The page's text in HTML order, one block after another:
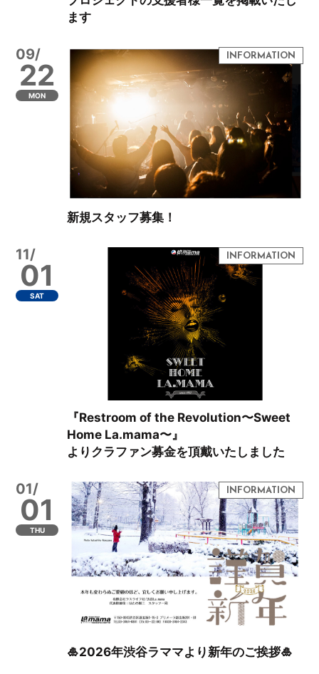
ます
09/
22
MON
新規スタッフ募集！
11/
01
SAT
『Restroom of the Revolution〜Sweet
Home La.mama〜』
よりクラファン募金を頂戴いたしました
01/
01
THU
🎍2026年渋谷ラママより新年のご挨拶🎍